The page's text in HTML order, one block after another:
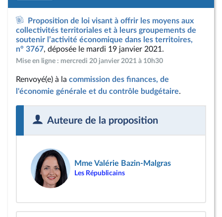
Proposition de loi visant à offrir les moyens aux
collectivités territoriales et à leurs groupements de
soutenir l’activité économique dans les territoires,
n° 3767, déposée le mardi 19 janvier 2021.
Mise en ligne : mercredi 20 janvier 2021 à 10h30
Renvoyé(e) à la commission des finances, de
l'économie générale et du contrôle budgétaire.
Auteure de la proposition
Mme Valérie Bazin-Malgras
Les Républicains